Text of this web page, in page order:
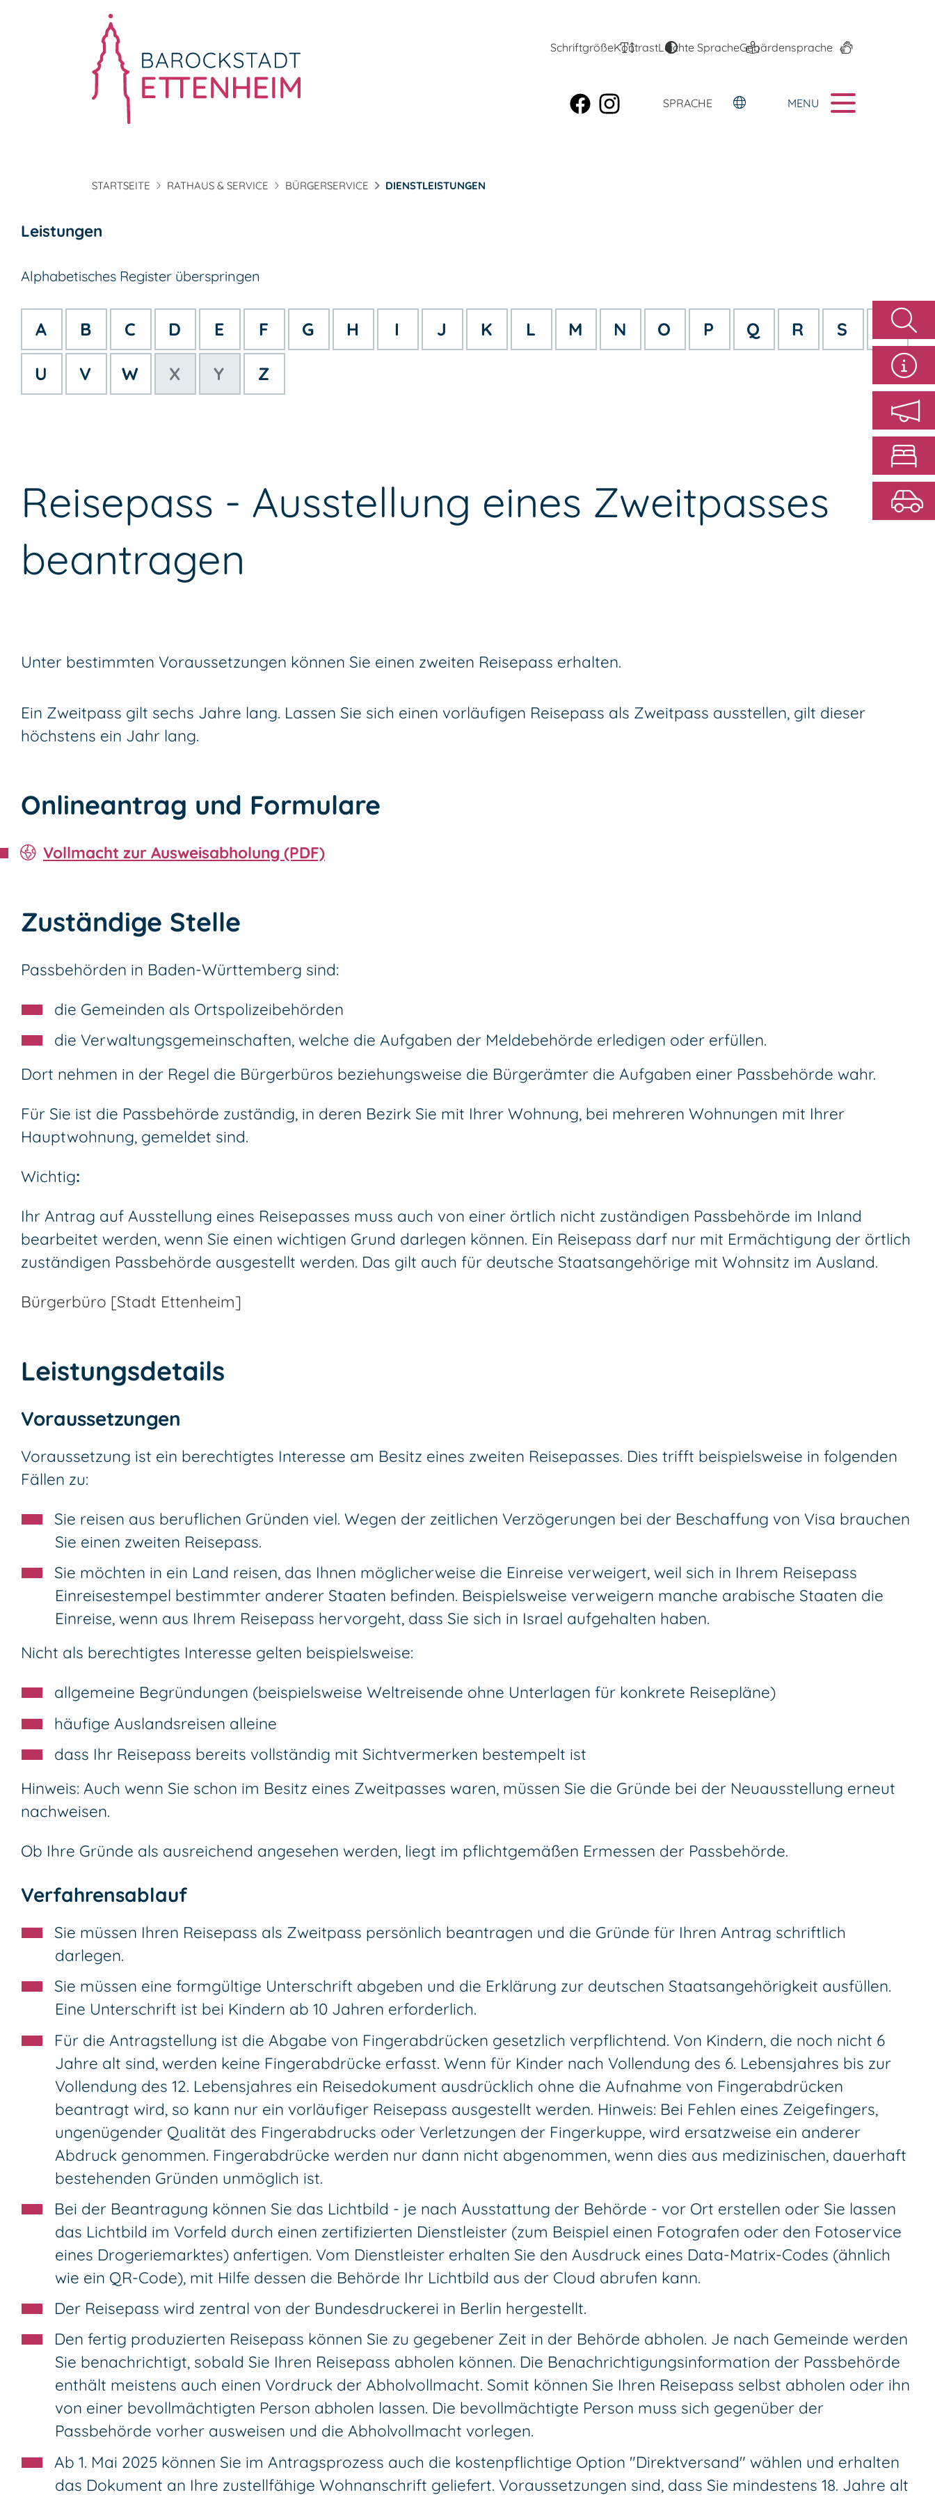
SchriftgrößeKontrastLeichte SpracheGebärdensprache
SPRACHE MENU
STARTSEITE RATHAUS & SERVICE BÜRGERSERVICE DIENSTLEISTUNGEN
Leistungen
Alphabetisches Register überspringen
A B C D E F G H I J K L M N O P Q R S T
U V W X Y Z
Reisepass - Ausstellung eines Zweitpasses
beantragen
Unter bestimmten Voraussetzungen können Sie einen zweiten Reisepass erhalten.
Ein Zweitpass gilt sechs Jahre lang. Lassen Sie sich einen vorläufigen Reisepass als Zweitpass ausstellen, gilt dieser
höchstens ein Jahr lang.
Onlineantrag und Formulare
Vollmacht zur Ausweisabholung (PDF)
Zuständige Stelle
Passbehörden in Baden-Württemberg sind:
die Gemeinden als Ortspolizeibehörden
die Verwaltungsgemeinschaften, welche die Aufgaben der Meldebehörde erledigen oder erfüllen.
Dort nehmen in der Regel die Bürgerbüros beziehungsweise die Bürgerämter die Aufgaben einer Passbehörde wahr.
Für Sie ist die Passbehörde zuständig, in deren Bezirk Sie mit Ihrer Wohnung, bei mehreren Wohnungen mit Ihrer
Hauptwohnung, gemeldet sind.
Wichtig:
Ihr Antrag auf Ausstellung eines Reisepasses muss auch von einer örtlich nicht zuständigen Passbehörde im Inland
bearbeitet werden, wenn Sie einen wichtigen Grund darlegen können. Ein Reisepass darf nur mit Ermächtigung der örtlich
zuständigen Passbehörde ausgestellt werden. Das gilt auch für deutsche Staatsangehörige mit Wohnsitz im Ausland.
Bürgerbüro [Stadt Ettenheim]
Leistungsdetails
Voraussetzungen
Voraussetzung ist ein berechtigtes Interesse am Besitz eines zweiten Reisepasses. Dies trifft beispielsweise in folgenden
Fällen zu:
Sie reisen aus beruflichen Gründen viel. Wegen der zeitlichen Verzögerungen bei der Beschaffung von Visa brauchen
Sie einen zweiten Reisepass.
Sie möchten in ein Land reisen, das Ihnen möglicherweise die Einreise verweigert, weil sich in Ihrem Reisepass
Einreisestempel bestimmter anderer Staaten befinden. Beispielsweise verweigern manche arabische Staaten die
Einreise, wenn aus Ihrem Reisepass hervorgeht, dass Sie sich in Israel aufgehalten haben.
Nicht als berechtigtes Interesse gelten beispielsweise:
allgemeine Begründungen (beispielsweise Weltreisende ohne Unterlagen für konkrete Reisepläne)
häufige Auslandsreisen alleine
dass Ihr Reisepass bereits vollständig mit Sichtvermerken bestempelt ist
Hinweis: Auch wenn Sie schon im Besitz eines Zweitpasses waren, müssen Sie die Gründe bei der Neuausstellung erneut
nachweisen.
Ob Ihre Gründe als ausreichend angesehen werden, liegt im pflichtgemäßen Ermessen der Passbehörde.
Verfahrensablauf
Sie müssen Ihren Reisepass als Zweitpass persönlich beantragen und die Gründe für Ihren Antrag schriftlich
darlegen.
Sie müssen eine formgültige Unterschrift abgeben und die Erklärung zur deutschen Staatsangehörigkeit ausfüllen.
Eine Unterschrift ist bei Kindern ab 10 Jahren erforderlich.
Für die Antragstellung ist die Abgabe von Fingerabdrücken gesetzlich verpflichtend. Von Kindern, die noch nicht 6
Jahre alt sind, werden keine Fingerabdrücke erfasst. Wenn für Kinder nach Vollendung des 6. Lebensjahres bis zur
Vollendung des 12. Lebensjahres ein Reisedokument ausdrücklich ohne die Aufnahme von Fingerabdrücken
beantragt wird, so kann nur ein vorläufiger Reisepass ausgestellt werden. Hinweis: Bei Fehlen eines Zeigefingers,
ungenügender Qualität des Fingerabdrucks oder Verletzungen der Fingerkuppe, wird ersatzweise ein anderer
Abdruck genommen. Fingerabdrücke werden nur dann nicht abgenommen, wenn dies aus medizinischen, dauerhaft
bestehenden Gründen unmöglich ist.
Bei der Beantragung können Sie das Lichtbild - je nach Ausstattung der Behörde - vor Ort erstellen oder Sie lassen
das Lichtbild im Vorfeld durch einen zertifizierten Dienstleister (zum Beispiel einen Fotografen oder den Fotoservice
eines Drogeriemarktes) anfertigen. Vom Dienstleister erhalten Sie den Ausdruck eines Data-Matrix-Codes (ähnlich
wie ein QR-Code), mit Hilfe dessen die Behörde Ihr Lichtbild aus der Cloud abrufen kann.
Der Reisepass wird zentral von der Bundesdruckerei in Berlin hergestellt.
Den fertig produzierten Reisepass können Sie zu gegebener Zeit in der Behörde abholen. Je nach Gemeinde werden
Sie benachrichtigt, sobald Sie Ihren Reisepass abholen können. Die Benachrichtigungsinformation der Passbehörde
enthält meistens auch einen Vordruck der Abholvollmacht. Somit können Sie Ihren Reisepass selbst abholen oder ihn
von einer bevollmächtigten Person abholen lassen. Die bevollmächtigte Person muss sich gegenüber der
Passbehörde vorher ausweisen und die Abholvollmacht vorlegen.
Ab 1. Mai 2025 können Sie im Antragsprozess auch die kostenpflichtige Option "Direktversand" wählen und erhalten
das Dokument an Ihre zustellfähige Wohnanschrift geliefert. Voraussetzungen sind, dass Sie mindestens 18. Jahre alt